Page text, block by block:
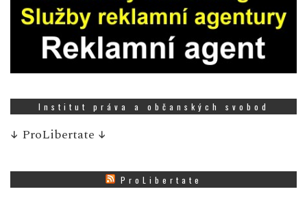
Institut práva a občanských svobod
↓ ProLibertate ↓
ProLibertate